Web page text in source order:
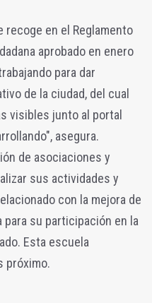
recoge en el Reglamento
aprobado en enero
para dar
de la ciudad, del cual
visibles junto al portal
asegura.
de asociaciones y
sus actividades y
con la mejora de
para su participación en la
Esta escuela
próximo.